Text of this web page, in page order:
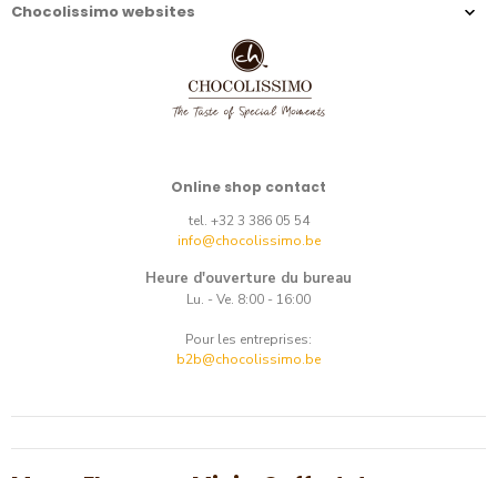
Chocolissimo websites
Online shop contact
tel. +32 3 386 05 54
info@chocolissimo.be
Heure d'ouverture du bureau
Lu. - Ve. 8:00 - 16:00
Pour les entreprises:
b2b@chocolissimo.be